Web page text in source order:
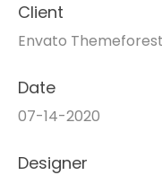
Client
Envato Themeforest
Date
07-14-2020
Designer